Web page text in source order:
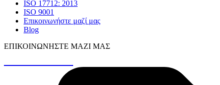
ISO 17712: 2013
ISO 9001
Επικοινωνήστε μαζί μας
Blog
ΕΠΙΚΟΙΝΩΝΉΣΤΕ ΜΑΖΊ ΜΑΣ